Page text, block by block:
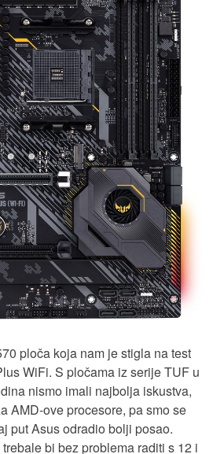
ploča koja nam je stigla na test
WiFi. S pločama iz serije TUF u
nismo imali najbolja iskustva,
AMD-ove procesore, pa smo se
put Asus odradio bolji posao.
bi bez problema raditi s 12 i